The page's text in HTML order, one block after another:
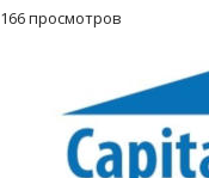
166 просмотров